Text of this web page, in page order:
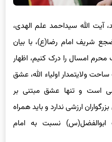
شریف امام رضا(ع)، با بیان
محرم امسال را درک کنیم، اظهار
ولایتمدار اولیاء الله، عشق
است و تنها عشق مبتنی بر
ارزشی ندارد و باید همراه
نسبت به امام